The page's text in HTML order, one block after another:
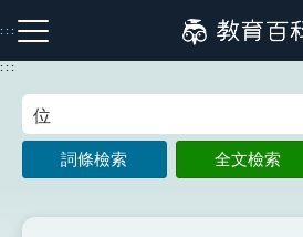
到
主
:::
注音索引圖示 筆畫索引圖示
:::
詞條檢索 全文檢索